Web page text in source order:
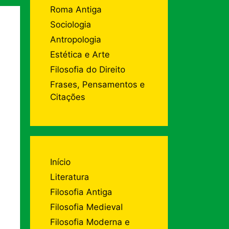
Roma Antiga
Sociologia
Antropologia
Estética e Arte
Filosofia do Direito
Frases, Pensamentos e
Citações
Início
Literatura
Filosofia Antiga
Filosofia Medieval
Filosofia Moderna e